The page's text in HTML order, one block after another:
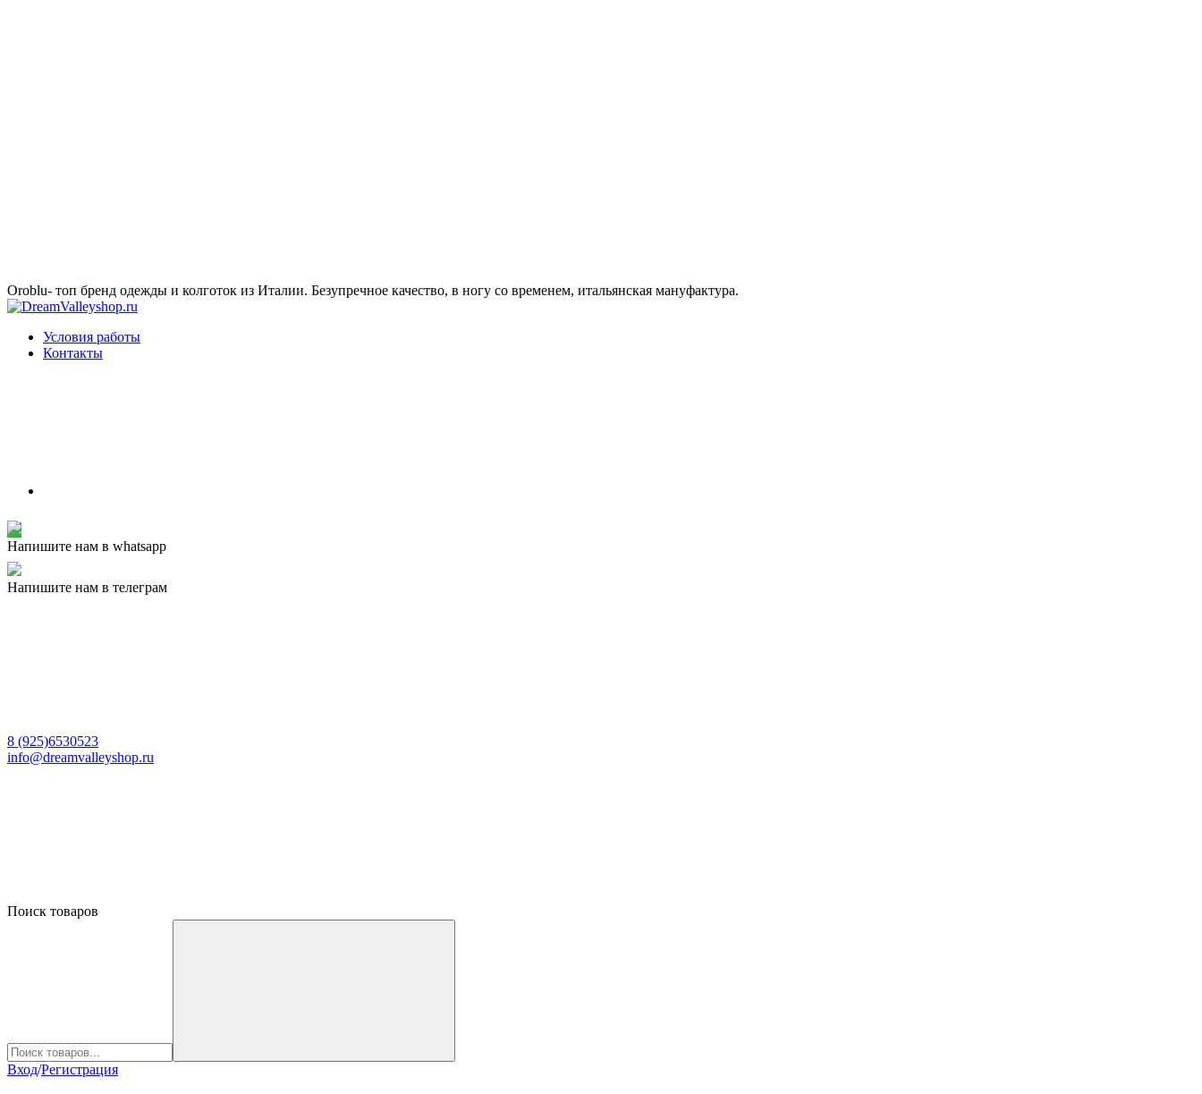
Oroblu- топ бренд одежды и колготок из Италии. Безупречное качество, в ногу со временем, итальянская мануфактура.
Условия работы
Контакты
Напишите нам в whatsapp
Напишите нам в телеграм
8 (925)6530523
info@dreamvalleyshop.ru
Поиск товаров
Вход/Регистрация